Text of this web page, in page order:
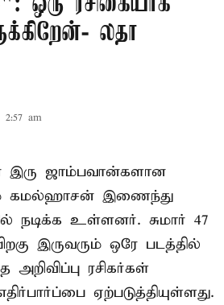
லதா
2:57 am
இரு ஜாம்பவான்களான
கமல்ஹாசன் இணைந்து
நடிக்க உள்ளனர். சுமார் 47
இருவரும் ஒரே படத்தில்
ரசிகர்கள்
ஏற்படுத்தியுள்ளது.